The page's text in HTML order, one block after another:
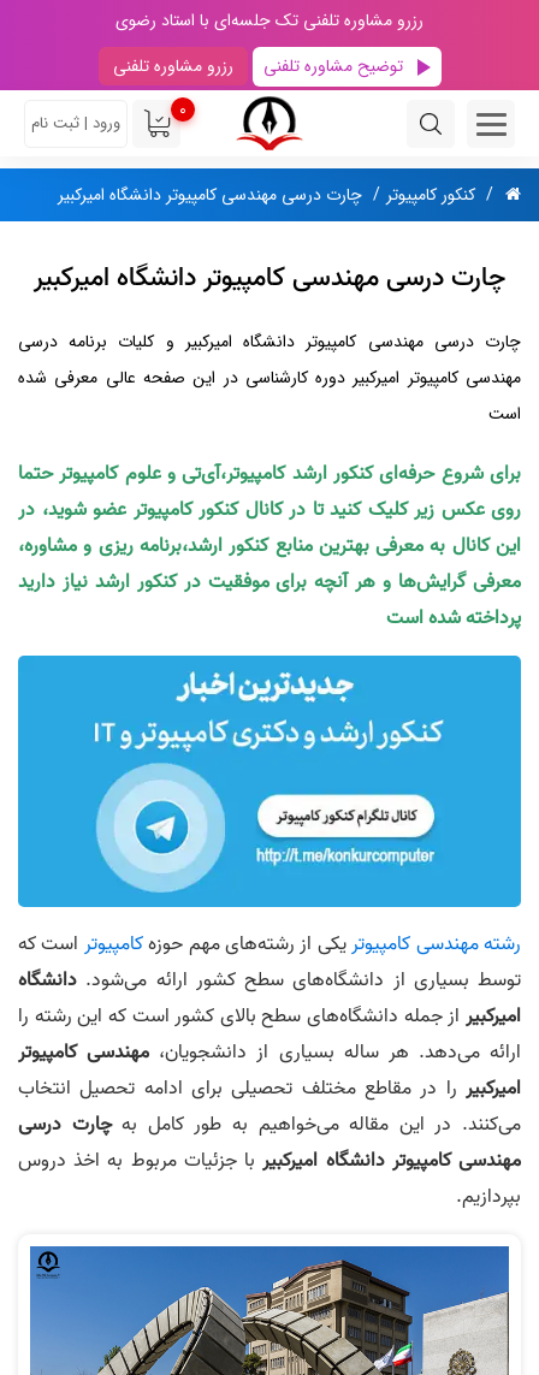
رزرو مشاوره تلفنی تک جلسه‌ای با استاد رضوی
توضیح مشاوره تلفنی
رزرو مشاوره تلفنی
0
ورود | ثبت نام
کنکور کامپیوتر چارت درسی مهندسی کامپیوتر دانشگاه امیرکبیر
چارت درسی مهندسی کامپیوتر دانشگاه امیرکبیر
چارت درسی مهندسی کامپیوتر دانشگاه امیرکبیر و کلیات برنامه درسی
مهندسی کامپیوتر امیرکبیر دوره کارشناسی در این صفحه عالی معرفی شده
است
برای شروع حرفه‌ای کنکور ارشد کامپیوتر،آی‌تی و علوم کامپیوتر حتما
روی عکس زیر کلیک کنید تا در کانال کنکور کامپیوتر عضو شوید، در
این کانال به معرفی بهترین منابع کنکور ارشد،برنامه ریزی و مشاوره،
معرفی گرایش‌ها و هر آنچه برای موفقیت در کنکور ارشد نیاز دارید
پرداخته شده است
رشته مهندسی کامپیوتریکی از رشته‌های مهم حوزهکامپیوتر است که
توسط بسیاری از دانشگاه‌های سطح کشور ارائه می‎‌شود.
دانشگاه
امیرکبیر از جمله دانشگاه‌های سطح بالای کشور است که این رشته‌ را
ارائه می‎‌دهد. هر ساله بسیاری از دانشجو‌یان،
مهندسی کامپیوتر
امیرکبیر را در مقاطع مختلف تحصیلی برای ادامه تحصیل انتخاب
می‌کنند. در این مقاله می‌خواهیم به طور کامل بهچارت درسی
مهندسی کامپیوتر دانشگاه امیرکبیربا جزئیات مربوط به اخذ دروس
بپردازیم.